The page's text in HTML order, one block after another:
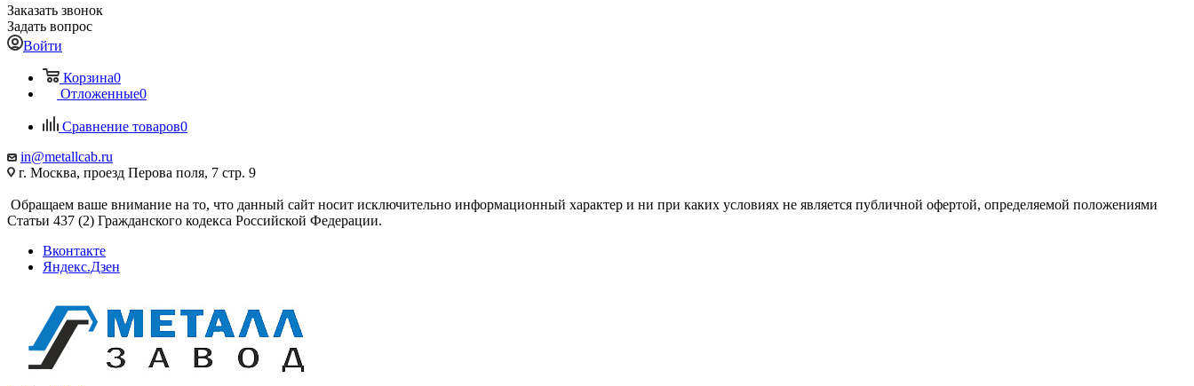
Заказать звонок
Задать вопрос
Войти
Корзина0
Отложенные0
Сравнение товаров0
in@metallcab.ru
г. Москва, проезд Перова поля, 7 стр. 9
Обращаем ваше внимание на то, что данный сайт носит исключительно информационный характер и ни при каких условиях не является публичной офертой, определяемой положениями
Статьи 437 (2) Гражданского кодекса Российской Федерации.
Вконтакте
Яндекс.Дзен